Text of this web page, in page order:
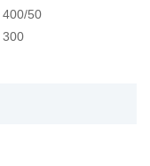
400/50
300